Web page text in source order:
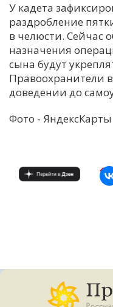
У кадета
раздробление
в челюсти. Сейчас
назначения
сына будут
Правоохранители
доведении до
Фото - ЯндексКарты